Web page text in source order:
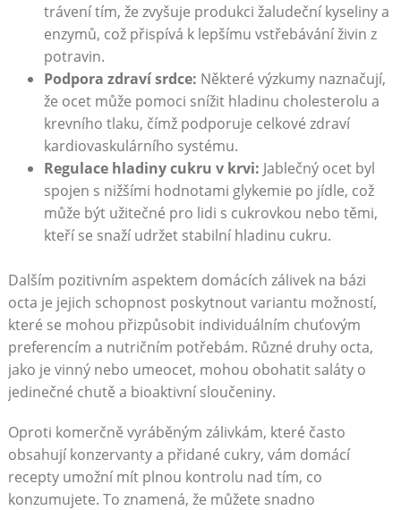
trávení tím, že ​zvyšuje produkci žaludeční kyseliny a ​
enzymů, ⁢což přispívá k lepšímu vstřebávání živin z‍
potravin.
Podpora zdraví srdce: Některé výzkumy naznačují,
že ocet může pomoci snížit hladinu cholesterolu a‌
krevního tlaku, čímž podporuje celkové zdraví
kardiovaskulárního systému.
Regulace hladiny⁣ cukru v krvi: Jablečný ocet byl
spojen s nižšími hodnotami ‍glykemie po jídle, což
může být užitečné ​pro lidi s cukrovkou nebo těmi,
kteří‌ se snaží udržet ⁤stabilní ‍hladinu cukru.
Dalším pozitivním aspektem domácích⁢ zálivek na ‍bázi
octa je jejich schopnost poskytnout variantu možností,
které se mohou přizpůsobit individuálním chuťovým
preferencím​ a nutričním potřebám. Různé druhy octa,
jako je vinný nebo umeocet, mohou obohatit saláty o
jedinečné chutě a bioaktivní sloučeniny.
Oproti komerčně vyráběným zálivkám, které často
obsahují konzervanty a ⁣přidané cukry, vám domácí
recepty umožní mít plnou kontrolu⁢ nad tím, co
konzumujete. To znamená,‌ že můžete‍ snadno